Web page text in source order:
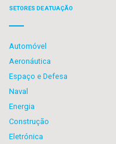
SETORES DE ATUAÇÃO
Automóvel
Aeronáutica
Espaço e Defesa
Naval
Energia
Construção
Eletrónica